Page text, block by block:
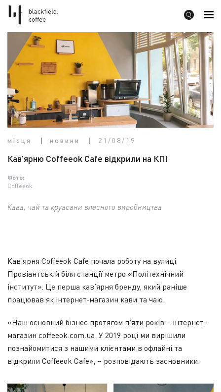
місця новини 21/08/19
Кав’ярню Coffeeok Cafe відкрили на КПІ
Фото:
Coffeeok
Кава, чай та круасани власного виробництва
Кав’ярня Coffeeok Cafe почала роботу на вулиці
Провіантській біля станції метро «Політехнічний
інститут». Це перша кав’ярня бренду, який раніше
працював як інтернет-магазин кави та чаю.
«Наш основний бізнес протягом п’яти років – інтернет-
магазин coffeeok.com.ua. У 2019 році ми вирішили
познайомитися з нашими клієнтами в офлайні та
відкрили Coffeeok Cafe», – розповідають засновники.